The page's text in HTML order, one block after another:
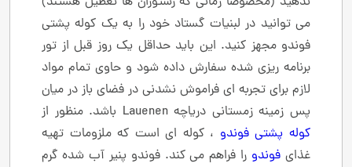
می توانید در لبنیات گستاد خود را به یک کوله پشتی
فوندو مجهز کنید. این باید حداقل یک روز قبل از تور
برنامه ریزی شده سفارش داده شود و حاوی تمام مواد
لازم برای تجربه ای فراموش نشدنی در فضای باز در میان
پس زمینه زمستانی دریاچه Lauenen باشد. منظور از
کوله پشتی فوندو ، کوله ای است که ملزومات تهیه
غذای فوندو را فراهم می کند. فوندو پنیر آب شده گرم